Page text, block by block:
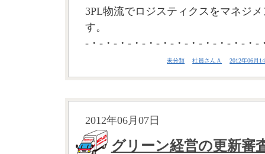
3PL物流でロジスティクスをマネジ
す。
-・-・-・-・-・-・-・-・-・-・-・-・-
未分類 社員さんＡ 2012年06月
2012年06月07日
グリーン経営の更新審